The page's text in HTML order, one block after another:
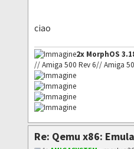
ciao
2x MorphOS
// Amiga 500 Rev 6// Amiga
Re: Qemu x86: